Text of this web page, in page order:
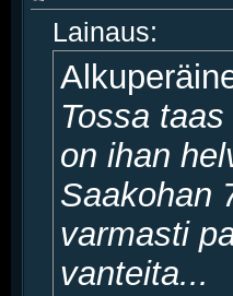
Lainaus:
Tossa
on ihan
Saakohan
varmasti
vanteita...